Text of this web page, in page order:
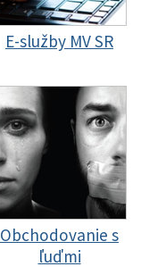
E-služby MV SR
Obchodovanie s
ľuďmi